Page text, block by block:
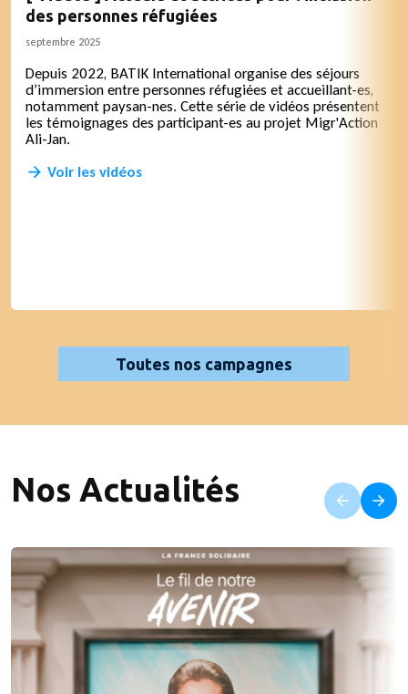
des personnes réfugiées
septembre 2025
Depuis 2022, BATIK International organise des séjours
d’immersion entre personnes réfugiées et accueillant-es,
notamment paysan-nes. Cette série de vidéos présentent
les témoignages des participant-es au projet Migr'Action
Ali-Jan.
Voir les vidéos
Toutes nos campagnes
Nos Actualités